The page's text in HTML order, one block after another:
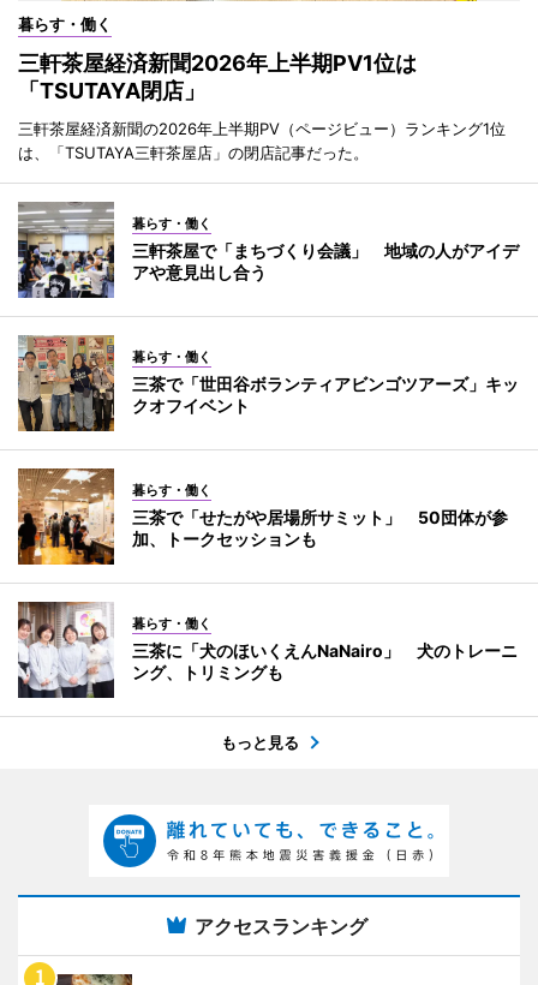
暮らす・働く
三軒茶屋経済新聞2026年上半期PV1位は
「TSUTAYA閉店」
三軒茶屋経済新聞の2026年上半期PV（ページビュー）ランキング1位
は、「TSUTAYA三軒茶屋店」の閉店記事だった。
暮らす・働く
三軒茶屋で「まちづくり会議」 地域の人がアイデ
アや意見出し合う
暮らす・働く
三茶で「世田谷ボランティアビンゴツアーズ」キッ
クオフイベント
暮らす・働く
三茶で「せたがや居場所サミット」 50団体が参
加、トークセッションも
暮らす・働く
三茶に「犬のほいくえんNaNairo」 犬のトレーニ
ング、トリミングも
もっと見る
アクセスランキング